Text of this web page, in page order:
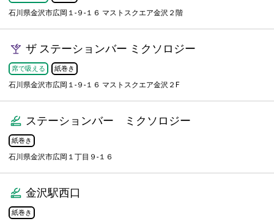
石川県金沢市広岡１-９-１６ マストスクエア金沢２階
ザ ステーションバー ミクソロジー
席で吸える 紙巻き
石川県金沢市広岡１-９-１６ マストスクエア金沢２F
ステーションバー ミクソロジー
紙巻き
石川県金沢市広岡１丁目９-１６
金沢駅西口
紙巻き